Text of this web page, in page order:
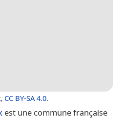
, CC BY-SA 4.0.
est une commune française